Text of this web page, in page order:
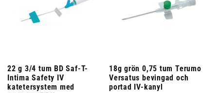
22 g 3/4 tum BD Saf-T-
Intima Safety IV
katetersystem med
18g grön 0,75 tum Terumo
Versatus bevingad och
portad IV-kanyl